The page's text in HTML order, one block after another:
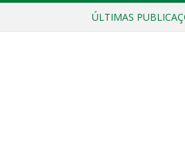
ÚLTIMAS